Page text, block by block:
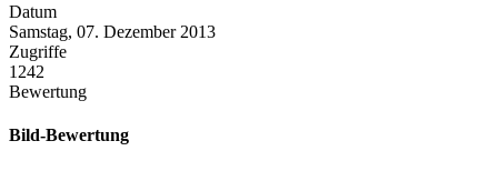
Datum
Samstag, 07. Dezember 2013
Zugriffe
1242
Bewertung
Bild-Bewertung